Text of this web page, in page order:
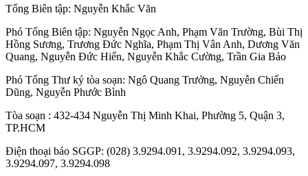
Tổng Biên tập: Nguyễn Khắc Văn
Phó Tổng Biên tập: Nguyễn Ngọc Anh, Phạm Văn Trường, Bùi Thị
Hồng Sương, Trương Đức Nghĩa, Phạm Thị Vân Anh, Dương Văn
Quang, Nguyễn Đức Hiển, Nguyễn Khắc Cường, Trần Gia Bảo
Phó Tổng Thư ký tòa soạn: Ngô Quang Trưởng, Nguyễn Chiến
Dũng, Nguyễn Phước Bình
Tòa soạn : 432-434 Nguyễn Thị Minh Khai, Phường 5, Quận 3,
TP.HCM
Điện thoại báo SGGP: (028) 3.9294.091, 3.9294.092, 3.9294.093,
3.9294.097, 3.9294.098